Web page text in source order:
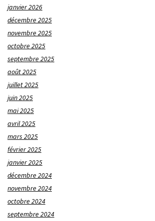
janvier 2026
décembre 2025
novembre 2025
octobre 2025
septembre 2025
août 2025
juillet 2025
juin 2025
mai 2025
avril 2025
mars 2025
février 2025
janvier 2025
décembre 2024
novembre 2024
octobre 2024
septembre 2024